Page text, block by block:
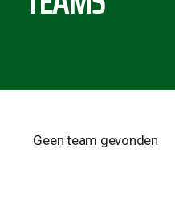
Geen team gevonden